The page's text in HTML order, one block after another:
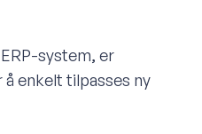
system, er
enkelt tilpasses ny